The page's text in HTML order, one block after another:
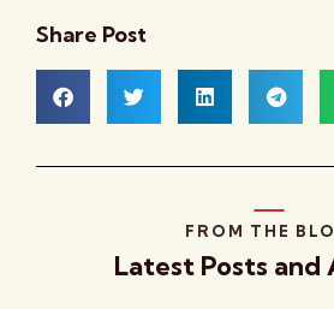
Share Post
FROM THE
Latest Posts and